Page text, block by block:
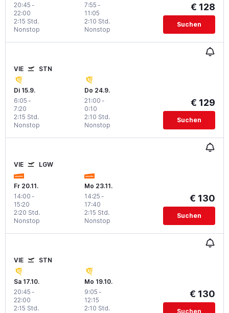
20:45 -
22:00
Nonstop
2:15 Std.
7:55 -
11:05
Nonstop
2:10 Std.
€ 128
Suchen
VIE STN
Di 15.9.
6:05 -
7:20
Nonstop
2:15 Std.
Do 24.9.
21:00 -
0:10
Nonstop
2:10 Std.
€ 129
Suchen
VIE LGW
Fr 20.11.
14:00 -
15:20
Nonstop
2:20 Std.
Mo 23.11.
14:25 -
17:40
Nonstop
2:15 Std.
€ 130
Suchen
VIE STN
Sa 17.10.
20:45 -
22:00
2:15 Std.
Mo 19.10.
9:05 -
12:15
2:10 Std.
€ 130
Suchen